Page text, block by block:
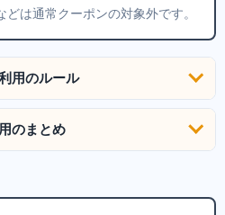
どは通常クーポンの対象外です。
用のルール
のまとめ